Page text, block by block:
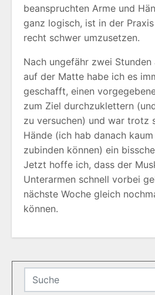
beanspruchten Arme und
ganz logisch, ist in der
recht schwer umzusetzen.
Nach ungefähr zwei Stunden
auf der Matte habe ich es
geschafft, einen
zum Ziel durchzuklettern
zu versuchen) und war trotz
Hände (ich hab danach
zubinden können) ein
Jetzt hoffe ich, dass der
Unterarmen schnell vorbei
nächste Woche gleich
können.